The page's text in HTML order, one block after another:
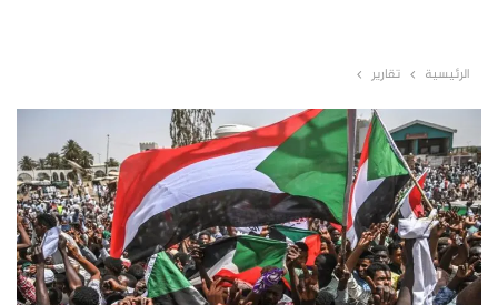
الرئيسية تقارير